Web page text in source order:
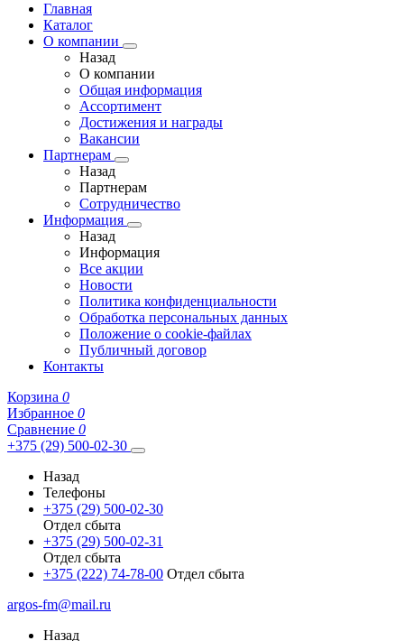
Главная
Каталог
О компании
Назад
О компании
Общая информация
Ассортимент
Достижения и награды
Вакансии
Партнерам
Назад
Партнерам
Сотрудничество
Информация
Назад
Информация
Все акции
Новости
Политика конфиденциальности
Обработка персональных данных
Положение о cookie-файлах
Публичный договор
Контакты
Корзина 0
Избранное 0
Сравнение 0
+375 (29) 500-02-30
Назад
Телефоны
+375 (29) 500-02-30
Отдел сбыта
+375 (29) 500-02-31
Отдел сбыта
+375 (222) 74-78-00 Отдел сбыта
argos-fm@mail.ru
Назад